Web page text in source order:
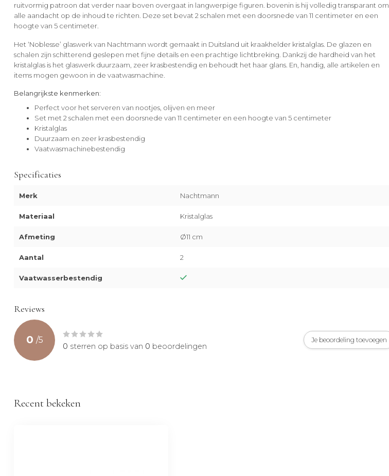
ruitvormig patroon dat verder naar boven overgaat in langwerpige figuren. bovenin is hij volledig transparant om
alle aandacht op de inhoud te richten. Deze set bevat 2 schalen met een doorsnede van 11 centimeter en een
hoogte van 5 centimeter.
Het ‘Noblesse’ glaswerk van Nachtmann wordt gemaakt in Duitsland uit kraakhelder kristalglas. De glazen en
schalen zijn schitterend geslepen met fijne details en een prachtige lichtbreking. Dankzij de hardheid van het
kristalglas is het glaswerk duurzaam, zeer krasbestendig en behoudt het haar glans. En, handig, alle artikelen en
items mogen gewoon in de vaatwasmachine.
Belangrijkste kenmerken:
Perfect voor het serveren van nootjes, olijven en meer
Set met 2 schalen met een doorsnede van 11 centimeter en een hoogte van 5 centimeter
Kristalglas
Duurzaam en zeer krasbestendig
Vaatwasmachinebestendig
Specificaties
Merk Nachtmann
Materiaal Kristalglas
Afmeting Ø11 cm
Aantal 2
Vaatwasserbestendig
Reviews
0 /5
0 sterren op basis van 0 beoordelingen
Je beoordeling toevoegen
Recent bekeken